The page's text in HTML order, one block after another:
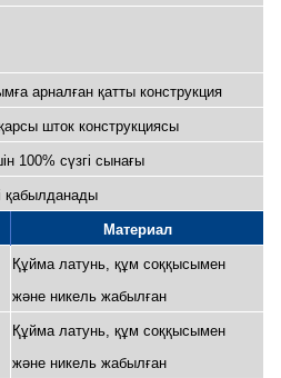
арналған қатты конструкция
шток конструкциясы
100% сүзгі сынағы
қабылданады
Материал
Құйма латунь, құм соққысымен
және никель жабылған
Құйма латунь, құм соққысымен
және никель жабылған